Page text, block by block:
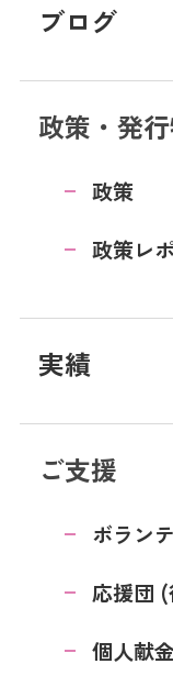
ブログ
政策・発
政策
政策レ
実績
ご支援
ボラン
応援団
個人献